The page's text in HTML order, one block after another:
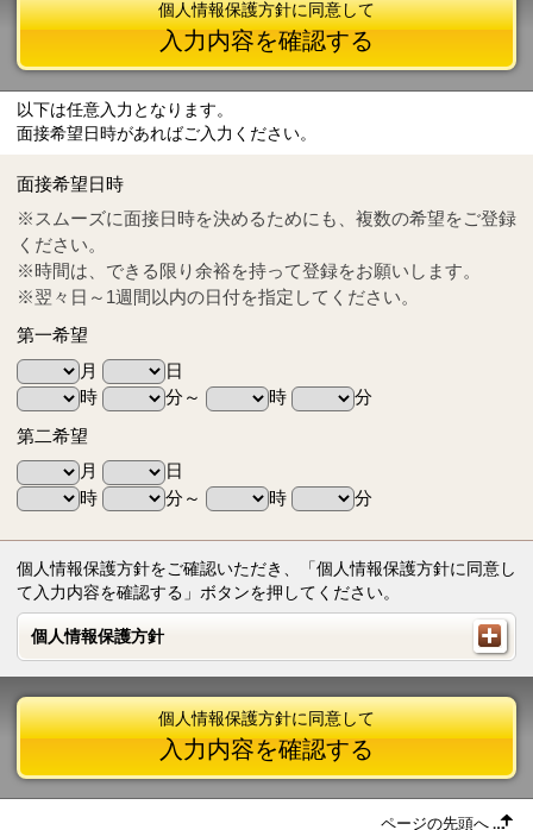
Tel
0570-55-0314
個人情報保護方針に同意して
入力内容を確認する
以下は任意入力となります。
面接希望日時があればご入力ください。
面接希望日時
※スムーズに面接日時を決めるためにも、複数の希望をご登録
ください。
※時間は、できる限り余裕を持って登録をお願いします。
※翌々日～1週間以内の日付を指定してください。
第一希望
月
日
時
分～ 時
分
第二希望
月
日
時
分～ 時 分
個人情報保護方針をご確認いただき、「個人情報保護方針に同意し
て入力内容を確認する」ボタンを押してください。
個人情報保護方針
個人情報保護方針
個人情報保護方針に同意して
入力内容を確認する
ページの先頭へ